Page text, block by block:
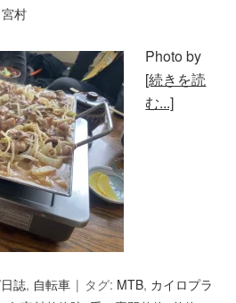
村
Photo by
[続きを読
む...]
誌, 自転車 タグ: MTB, カイロプラ